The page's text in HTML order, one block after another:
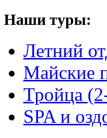
Наши туры:
Летний
Майские
Тройца
SPA и